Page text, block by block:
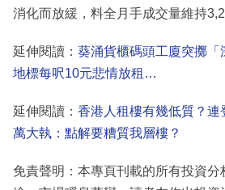
消化而放緩，料全月手成交量維持
延伸閱讀： 葵涌貨櫃碼頭工廈突擲
地標每呎10元悲情放租…
延伸閱讀： 香港人租樓有幾低質？
萬大執：點解要糟質我層樓？
免責聲明：本專頁刊載的所有投資分